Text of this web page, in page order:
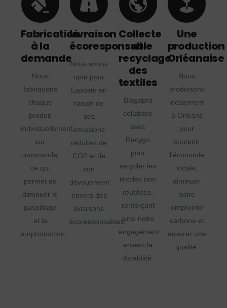
Fabrication
à la
demande
Nous
fabriquons
chaque
produit
individuellement
sur
commande,
ce qui
permet de
diminuer le
gaspillage
et la
surproduction.
Livraison
écoresponsable
Nous avons
opté pour
Laposte en
raison de
ses
émissions
réduites de
CO2 et de
son
dévouement
envers des
livraisons
écoresponsables.
Collecte
et
recyclage
des
textiles
Blagapro
collabore
avec
Recygo
pour
recycler les
textiles non
réutilisés,
renforçant
ainsi notre
engagement
envers la
durabilité.
Une
production
Orléanaise
Nous
produisons
localement
à Orléans
pour
soutenir
l'économie
locale,
diminuer
notre
empreinte
carbone et
assurer une
qualité.